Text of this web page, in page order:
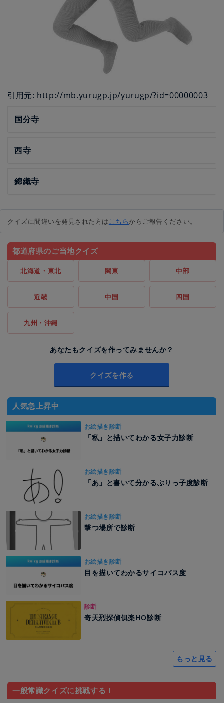
引用元: http://mb.yurugp.jp/yurugp/?id=00000003
国分寺
西寺
錦織寺
クイズに間違いを発見された方はこちらからご報告ください。
都道府県のご当地クイズ
北海道・東北 関東 中部
近畿 中国 四国
九州・沖縄
あなたもクイズを作ってみませんか？
クイズを作る
人気急上昇中
お絵描き診断
「私」と描いてわかる女子力診断
お絵描き診断
「あ」と書いて分かるぶりっ子度診断
お絵描き診断
撃つ場所で診断
お絵描き診断
目を描いてわかるサイコパス度
診断
奇天烈探偵俱楽HO診断
もっと見る
一般常識クイズに挑戦する！